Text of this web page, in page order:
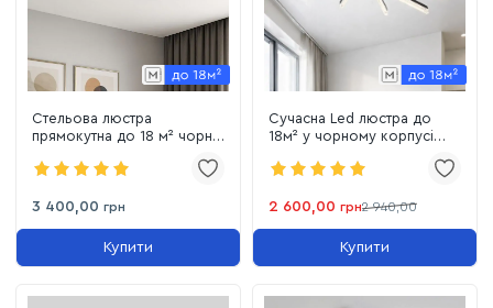
Стельова люстра
прямокутна до 18 м² чорна
(WG5131/6ABK)
3 400,00 грн
Купити
Cучасна Led люстра до
18м² у чорному корпусі
(WG5131/5BK)
2 600,00 грн2 940,00
Купити